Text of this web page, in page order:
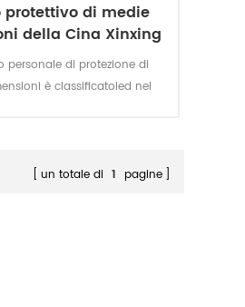
protettivo di medie
della Cina Xinxing
personale di protezione di
è classificatoied nel
il giorno/tutto il territorio e
un totale di 1 pagine